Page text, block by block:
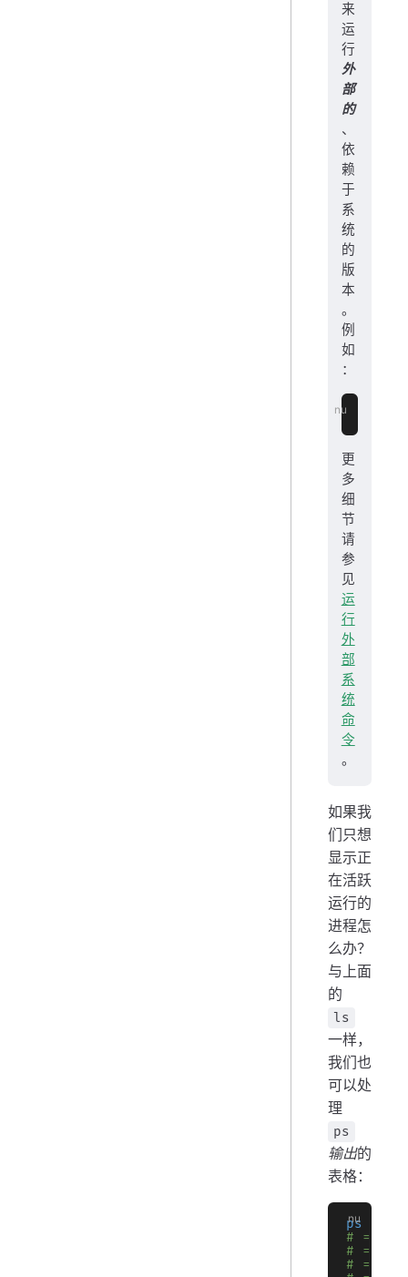
来
运
行
外
部
的
、
依
赖
于
系
统
的
版
本
。
例
如
：
更
多
细
节
请
参
见
运
行
外
部
系
统
命
令
。
如果我
们只想
显示正
在活跃
运行的
进程怎
么办？
与上面
的
ls
一样，
我们也
可以处
理
ps
输出的
表格：
ps
# =>
# => │
# =>